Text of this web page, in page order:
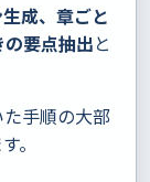
成、章ごと
要点抽出と
手順の大部
。